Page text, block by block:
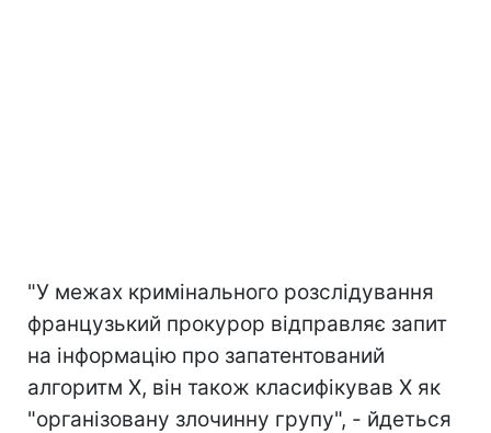
"У межах кримінального розслідування
французький прокурор відправляє запит
на інформацію про запатентований
алгоритм X, він також класифікував X як
"організовану злочинну групу", - йдеться